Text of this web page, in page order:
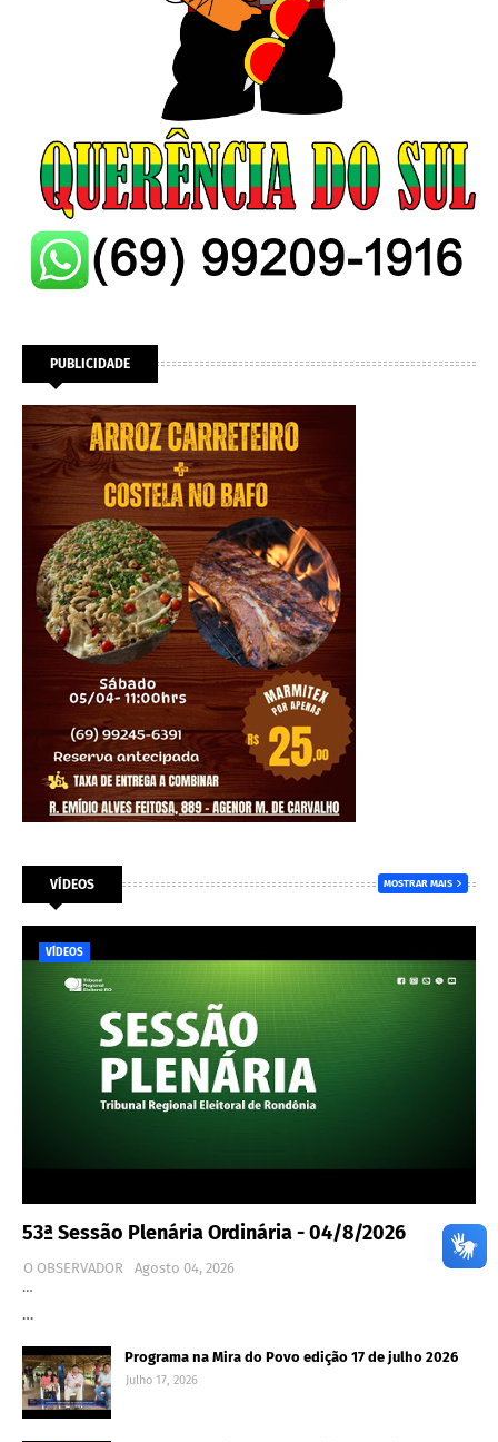
PUBLICIDADE
VÍDEOS MOSTRAR MAIS
VÍDEOS
53ª Sessão Plenária Ordinária - 04/8/2026
O OBSERVADOR
Agosto 04, 2026
…
…
Programa na Mira do Povo edição 17 de julho 2026
Julho 17, 2026